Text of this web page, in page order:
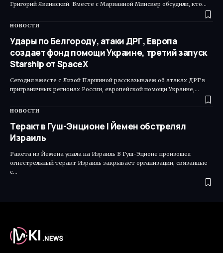
Григорий Явлинский. Вместе с Марианной Минскер обсудили, кто…
НОВОСТИ
Удары по Белгороду, атаки ДРГ, Европа
создает фонд помощи Украине, третий запуск
Starship от SpaceX
Сегодня вместе с Лизой Паршиной рассказываем об атаках ДРГ в
приграничных регионах России, европейской помощи Украине,…
НОВОСТИ
Теракт в Гуш-Энционе | Йемен обстрелял
Израиль
Ракета из Йемена упала на Израиль В Гуш-Эционе произошел
огнестрельный теракт Израиль закрывает организации, связанные
с…